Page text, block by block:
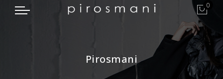
0
Pirosmani